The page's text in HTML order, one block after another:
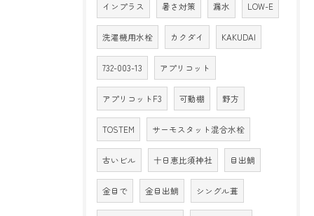
インプラス 暑さ対策 漏水 LOW-E
洗濯機用水栓 カクダイ KAKUDAI
732-003-13 アプリコット
アプリコットF3 可動棚 野方
TOSTEM サーモスタット混合水栓
古いビル 十日恵比須神社 目出鯛
金目で 金目出鯛 シングル葺